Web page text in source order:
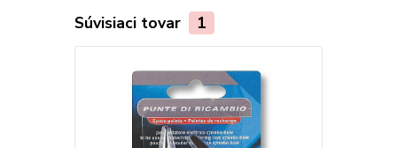
Súvisiaci tovar 1